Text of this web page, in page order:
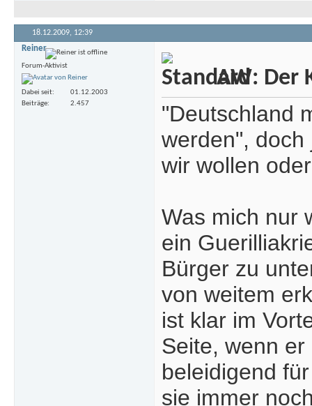
18.12.2009, 12:39
Reiner
Forum-Aktivist
Dabei seit
01.12.2003
Beiträge
2.457
AW: Der
"Deutschland
werden",
wir wollen
Was mich nur
ein
Bürger zu
von weitem
ist klar im
Seite, wenn
beleidigend
sie immer